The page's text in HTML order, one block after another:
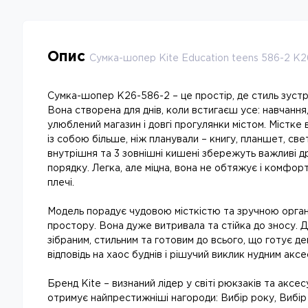
Опис Сумка-шопер Kite Education teens 586-2
Сумка-шопер K26-586-2 – це простір, де стиль
Вона створена для днів, коли встигаєш усе:
улюблений магазин і довгі прогулянки містом. Містке
із собою більше, ніж планували – книгу, планшет,
внутрішня та 3 зовнішні кишені збережуть важливі
порядку. Легка, але міцна, вона не обтяжує і
плечі.
Модель порадує чудовою місткістю та зручною
простору. Вона дуже витривала та стійка до зносу.
зібраним, стильним та готовим до всього, що готує
відповідь на хаос буднів і рішучий виклик нудним
Бренд Kite – визнаний лідер у світі рюкзаків та
отримує найпрестижніші нагороди: Вибір року, Вибір